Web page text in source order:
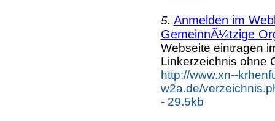
5. Anmelden im
GemeinnÃ¼tzige
Webseite eintragen
Linkerzeichnis ohne
http://www.xn--
w2a.de/
- 29.5kb